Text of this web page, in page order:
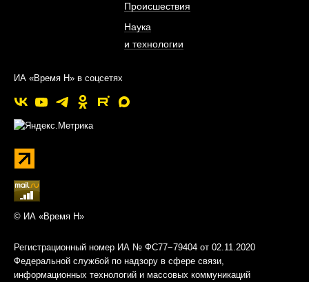
Происшествия
Наука
и технологии
ИА «Время Н» в соцсетях
© ИА «Время Н»
Регистрационный номер ИА № ФС77−79404 от 02.11.2020
Федеральной службой по надзору в сфере связи,
информационных технологий и массовых коммуникаций